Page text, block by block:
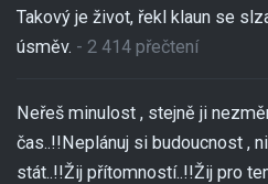
Takový je život, řekl klaun se
úsměv. - 2 414 přečtení
Neřeš minulost , stejně ji
čas..!!Neplánuj si budoucnost ,
stát..!!Žij přítomností..!!Žij pro